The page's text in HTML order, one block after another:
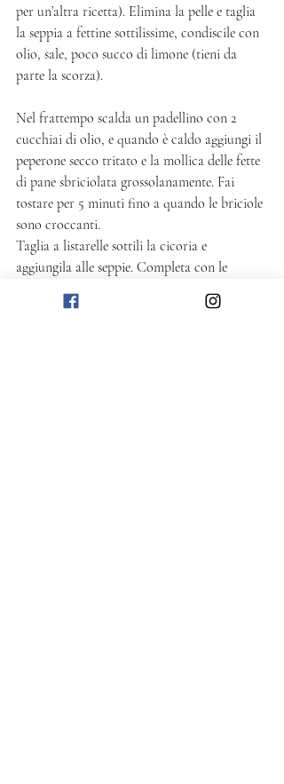
per un’altra ricetta). Elimina la pelle e taglia
la seppia a fettine sottilissime, condiscile con
olio, sale, poco succo di limone (tieni da
parte la scorza).
Nel frattempo scalda un padellino con 2
cucchiai di olio, e quando è caldo aggiungi il
peperone secco tritato e la mollica delle fette
di pane sbriciolata grossolanamente. Fai
tostare per 5 minuti fino a quando le briciole
sono croccanti.
Taglia a listarelle sottili la cicoria e
aggiungila alle seppie. Completa con le
di scorza di limone e servi subito.